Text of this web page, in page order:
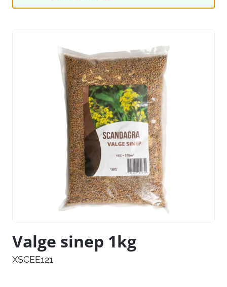
Valge sinep 1kg
XSCEE121